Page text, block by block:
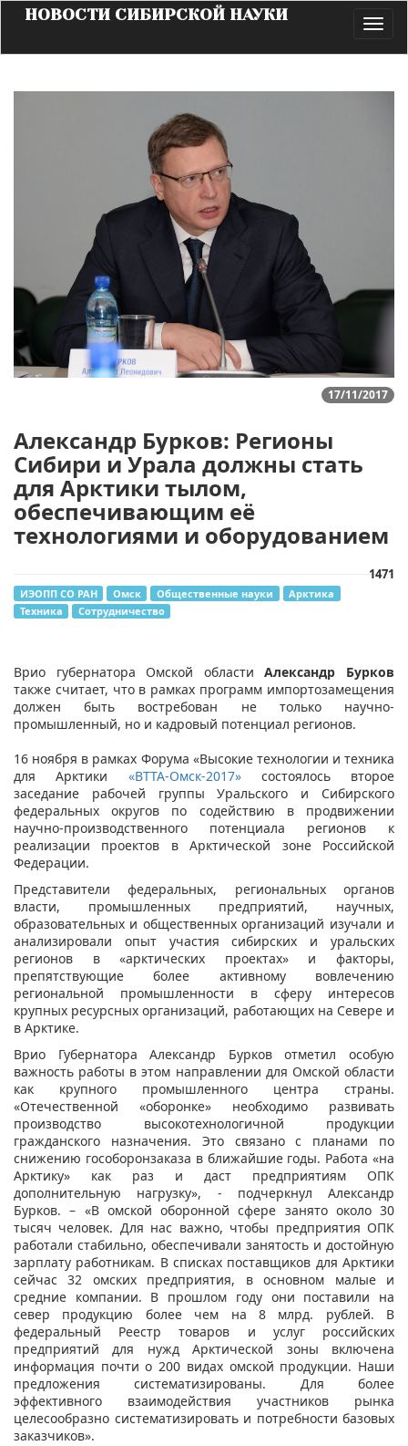
НОВОСТИ СИБИРСКОЙ НАУКИ
17/11/2017
Александр Бурков: Регионы
Сибири и Урала должны стать
для Арктики тылом,
обеспечивающим её
технологиями и оборудованием
1471
ИЭОПП СО РАН Омск Общественные науки
Арктика
Техника
Сотрудничество
Врио губернатора Омской областиАлександр Бурков
также считает, что в рамках программ импортозамещения
должен быть востребован не только научно-
промышленный, но и кадровый потенциал регионов.
16 ноября в рамках Форума «Высокие технологии и техника
для Арктики «ВТТА-Омск-2017»состоялось второе
заседание рабочей группы Уральского и Сибирского
федеральных округов по содействию в продвижении
научно-производственного потенциала регионов к
реализации проектов в Арктической зоне Российской
Федерации.
Представители федеральных, региональных органов
власти, промышленных предприятий, научных,
образовательных и общественных организаций изучали и
анализировали опыт участия сибирских и уральских
регионов в «арктических проектах» и факторы,
препятствующие более активному вовлечению
региональной промышленности в сферу интересов
крупных ресурсных организаций, работающих на Севере и
в Арктике.
Врио Губернатора Александр Бурков отметил особую
важность работы в этом направлении для Омской области
как крупного промышленного центра страны.
«Отечественной «оборонке» необходимо развивать
производство высокотехнологичной продукции
гражданского назначения. Это связано с планами по
снижению гособоронзаказа в ближайшие годы. Работа «на
Арктику» как раз и даст предприятиям ОПК
дополнительную нагрузку», - подчеркнул Александр
Бурков. – «В омской оборонной сфере занято около 30
тысяч человек. Для нас важно, чтобы предприятия ОПК
работали стабильно, обеспечивали занятость и достойную
зарплату работникам. В списках поставщиков для Арктики
сейчас 32 омских предприятия, в основном малые и
средние компании. В прошлом году они поставили на
север продукцию более чем на 8 млрд. рублей. В
федеральный Реестр товаров и услуг российских
предприятий для нужд Арктической зоны включена
информация почти о 200 видах омской продукции. Наши
предложения систематизированы. Для более
эффективного взаимодействия участников рынка
целесообразно систематизировать и потребности базовых
заказчиков».